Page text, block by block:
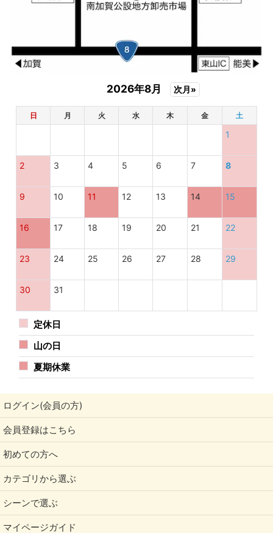
2026年8月 次月»
日 月 火 水 木 金 土
1
2 3 4 5 6 7 8
9 10 11 12 13 14 15
16 17 18 19 20 21 22
23 24 25 26 27 28 29
30 31
定休日
山の日
夏期休業
ログイン(会員の方)
会員登録はこちら
初めての方へ
カテゴリから選ぶ
シーンで選ぶ
マイページガイド